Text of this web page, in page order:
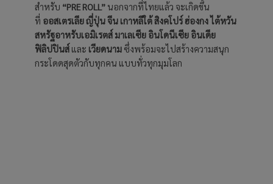
สำหรับ “PRE ROLL”นอกจากที่ไทยแล้ว จะเกิดขึ้น
ที่ ออสเตรเลีย ญี่ปุ่น จีน เกาหลีใต้ สิงคโปร์ ฮ่องกง ไต้หวัน
สหรัฐอาหรับเอมิเรตส์ มาเลเซีย อินโดนีเซีย อินเดีย
ฟิลิปปินส์และ เวียดนามซึ่งพร้อมจะไปสร้างความสนุก
กระโดดสุดตัวกับทุกคน แบบทั่วทุกมุมโลก